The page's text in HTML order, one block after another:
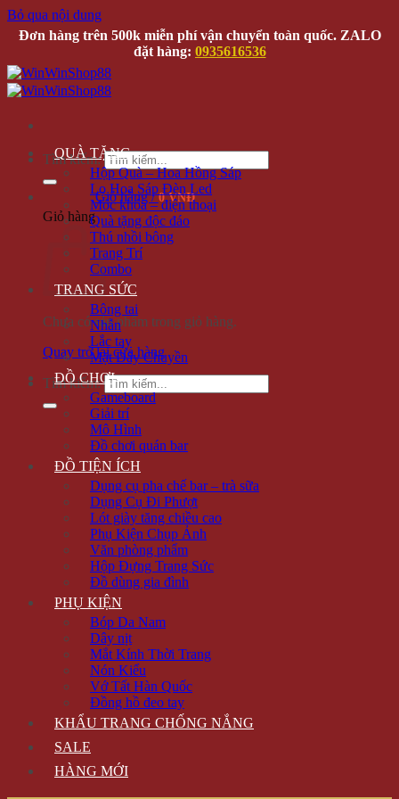
Bỏ qua nội dung
Đơn hàng trên 500k miễn phí vận chuyển toàn quốc. ZALO
đặt hàng: 0935616536
Tìm kiếm:
Giỏ hàng /0 VNĐ
Giỏ hàng
Chưa có sản phẩm trong giỏ hàng.
Quay trở lại cửa hàng
Tìm kiếm:
QUÀ TẶNG
Hộp Quà – Hoa Hồng Sáp
Lọ Hoa Sáp Đèn Led
Móc khóa – điện thoại
Quà tặng độc đáo
Thú nhồi bông
Trang Trí
Combo
TRANG SỨC
Bông tai
Nhẫn
Lắc tay
Mặt Dây Chuyền
ĐỒ CHƠI
Gameboard
Giải trí
Mô Hình
Đồ chơi quán bar
ĐỒ TIỆN ÍCH
Dụng cụ pha chế bar – trà sữa
Dụng Cụ Đi Phượt
Lót giày tăng chiều cao
Phụ Kiện Chụp Ảnh
Văn phòng phẩm
Hộp Đựng Trang Sức
Đồ dùng gia đình
PHỤ KIỆN
Bóp Da Nam
Dây nịt
Mắt Kính Thời Trang
Nón Kiểu
Vớ Tất Hàn Quốc
Đồng hồ đeo tay
KHẨU TRANG CHỐNG NẮNG
SALE
HÀNG MỚI